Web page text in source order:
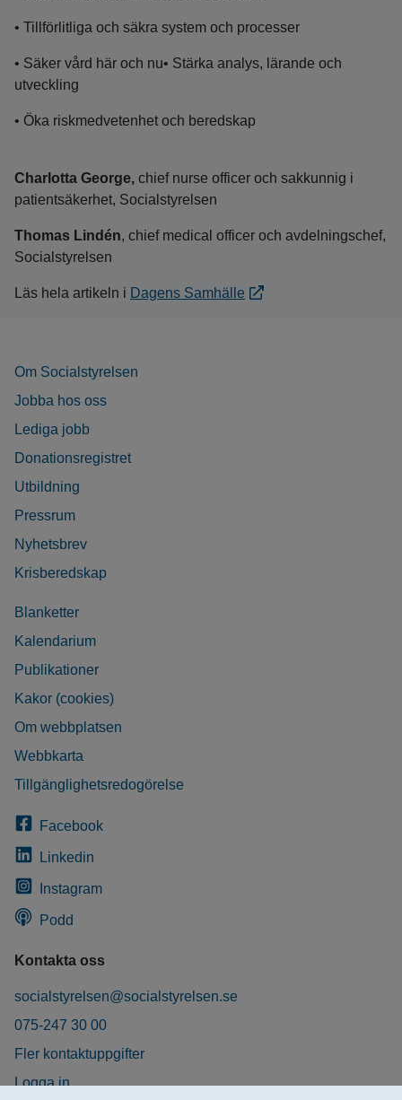
• Tillförlitliga och säkra system och processer
• Säker vård här och nu• Stärka analys, lärande och
utveckling
• Öka riskmedvetenhet och beredskap
Charlotta George, chief nurse officer och sakkunnig i
patientsäkerhet, Socialstyrelsen
Thomas Lindén, chief medical officer och avdelningschef,
Socialstyrelsen
Läs hela artikeln i Dagens Samhälle
Om Socialstyrelsen
Jobba hos oss
Lediga jobb
Donationsregistret
Utbildning
Pressrum
Nyhetsbrev
Krisberedskap
Blanketter
Kalendarium
Publikationer
Kakor (cookies)
Om webbplatsen
Webbkarta
Tillgänglighetsredogörelse
Facebook
Linkedin
Instagram
Podd
Kontakta oss
socialstyrelsen@socialstyrelsen.se
075-247 30 00
Fler kontaktuppgifter
Logga in